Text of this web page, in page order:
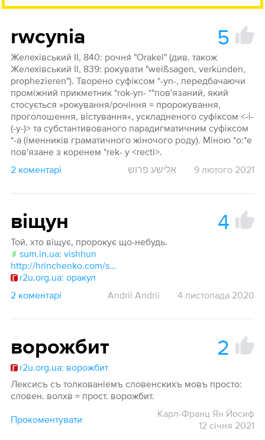
rwcynia 5
Желехівський ІІ, 840: рочня́ "Orakel" (див. також
Желехівський ІІ, 839: рокувати "weißsagen, verkünden,
prophezieren"). Творено суфіксом *-yn-, передбачаючи
проміжний прикметник *rok-yn- *"пов'язаний, який
стосується »рокування/рочіння = пророкування,
проголошення, вістування«, ускладненого суфіксом <-i-
(-y-)> та субстантивованого парадигматичним суфіксом
*-a (іменників граматичного жіночого роду). Міною *о:*е
пов'язане з коренем *rek- у <recti>.
2 коментарі
אלישע פרוש 9 лютого 2021
віщун 4
Той, хто віщує, пророкує що-небудь.
sum.in.ua: vishhun
http://hrinchenko.com/slovar/znachenie-slova/7755-vishhun.html#show_point
r2u.org.ua: оракул
2 коментарі
Andrii Andrii 4 листопада 2020
ворожбит 2
r2u.org.ua: ворожбит
Лексисъ съ толкованіемъ словенскихъ мовъ просто:
словен. волхв = прост. ворожбит.
Прокоментувати
Карл-Франц Ян Йосиф
12 січня 2021